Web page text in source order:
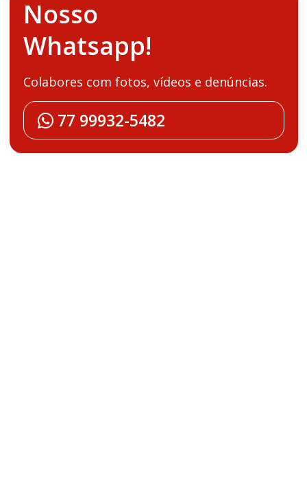
Nosso
Whatsapp!
Colabores com fotos, vídeos e denúncias.
77 99932-5482